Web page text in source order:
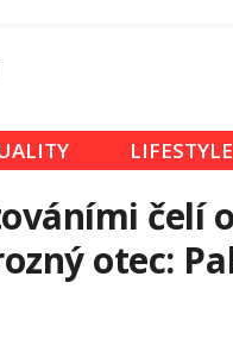
čelí
otec: